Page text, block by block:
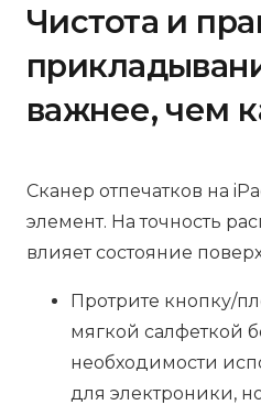
Чистота и
важнее, чем
Сканер отпечатков на
элемент. На точность
влияет состояние
Протрите кнопку/
мягкой салфеткой
необходимости
для электроники,